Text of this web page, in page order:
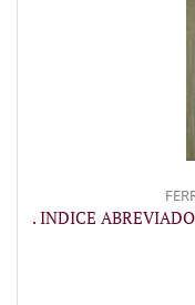
. INDICE